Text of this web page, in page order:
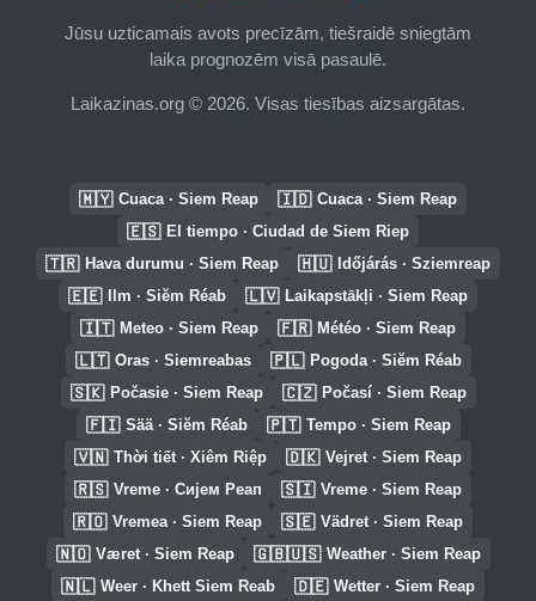
Jūsu uzticamais avots precīzām, tiešraidē sniegtām
laika prognozēm visā pasaulē.
Laikazinas.org © 2026. Visas tiesības aizsargātas.
🇲🇾 Cuaca · Siem Reap 🇮🇩 Cuaca · Siem Reap
🇪🇸 El tiempo · Ciudad de Siem Riep
🇹🇷 Hava durumu · Siem Reap 🇭🇺 Időjárás · Sziemreap
🇪🇪 Ilm · Siĕm Réab 🇱🇻 Laikapstākļi · Siem Reap
🇮🇹 Meteo · Siem Reap 🇫🇷 Météo · Siem Reap
🇱🇹 Oras · Siemreabas 🇵🇱 Pogoda · Siĕm Réab
🇸🇰 Počasie · Siem Reap 🇨🇿 Počasí · Siem Reap
🇫🇮 Sää · Siĕm Réab 🇵🇹 Tempo · Siem Reap
🇻🇳 Thời tiết · Xiêm Riệp 🇩🇰 Vejret · Siem Reap
🇷🇸 Vreme · Сијем Реап 🇸🇮 Vreme · Siem Reap
🇷🇴 Vremea · Siem Reap 🇸🇪 Vädret · Siem Reap
🇳🇴 Været · Siem Reap 🇬🇧🇺🇸 Weather · Siem Reap
🇳🇱 Weer · Khett Siem Reab 🇩🇪 Wetter · Siem Reap